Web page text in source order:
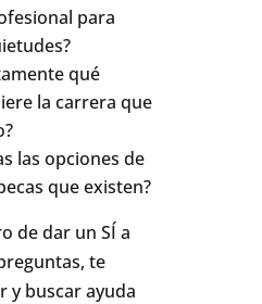
para
qué
la carrera que
las opciones de
que existen?
de dar un SÍ a
te
y buscar ayuda